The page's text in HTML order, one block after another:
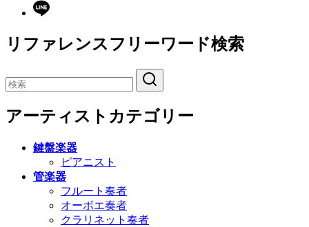
リファレンスフリーワード検索
アーティストカテゴリー
鍵盤楽器
ピアニスト
管楽器
フルート奏者
オーボエ奏者
クラリネット奏者